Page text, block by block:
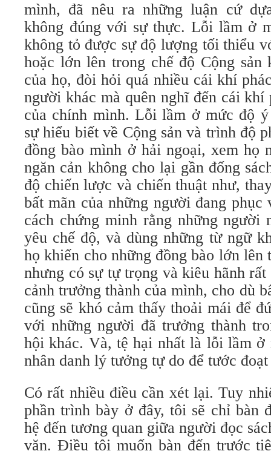
mình, đã nêu ra những luận cứ
không đúng với sự thực. Lỗi lầm ở
không tỏ được sự độ lượng tối thiểu
hoặc lớn lên trong chế độ Cộng sản
của họ, đòi hỏi quá nhiều cái khí
người khác mà quên nghĩ đến cái khí
của chính mình. Lỗi lầm ở mức độ
sự hiểu biết về Cộng sản và trình độ
đồng bào mình ở hải ngoại, xem họ
ngăn cản không cho lại gần đống
độ chiến lược và chiến thuật như,
bất mãn của những người đang
cách chứng minh rằng những người
yêu chế độ, và dùng những từ ngữ
họ khiến cho những đồng bào lớn lên
nhưng có sự tự trọng và kiêu hãnh
cảnh trưởng thành của mình, cho dù
cũng sẽ khó cảm thấy thoải mái để
với những người đã trưởng thành
hội khác. Và, tệ hại nhất là lỗi lầm
nhân danh lý tưởng tự do để tước
Có rất nhiều điều cần xét lại. Tuy
phần trình bày ở đây, tôi sẽ chỉ bàn
hệ đến tương quan giữa người đọc
văn. Ðiều tôi muốn bàn đến trước